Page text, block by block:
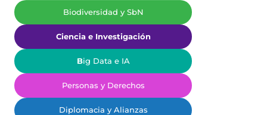
Biodiversidad y SbN
Ciencia e Investigación
Big Data e IA
Personas y Derechos
Diplomacia y Alianzas